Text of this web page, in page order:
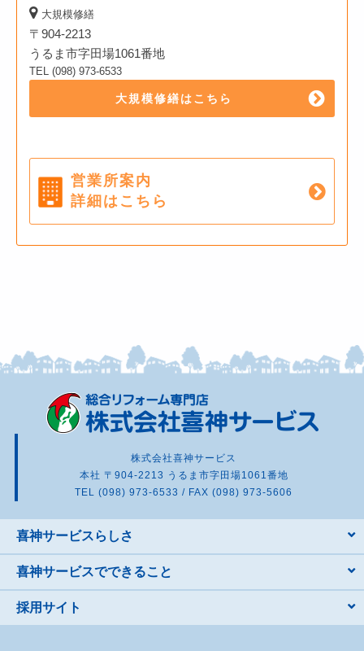
大規模修繕
〒904-2213
うるま市字田場1061番地
TEL (098) 973-6533
大規模修繕はこちら
営業所案内
詳細はこちら
株式会社喜神サービス
本社 〒904-2213 うるま市字田場1061番地
TEL (098) 973-6533 / FAX (098) 973-5606
喜神サービスらしさ
喜神サービスでできること
採用サイト